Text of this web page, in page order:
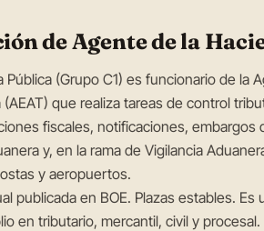
de Agente de la
Pública (Grupo C1) es funcionario de la
que realiza tareas de control
fiscales, notificaciones, embargos
y, en la rama de Vigilancia
y aeropuertos.
publicada en BOE. Plazas estables. Es
en tributario, mercantil, civil y procesal.